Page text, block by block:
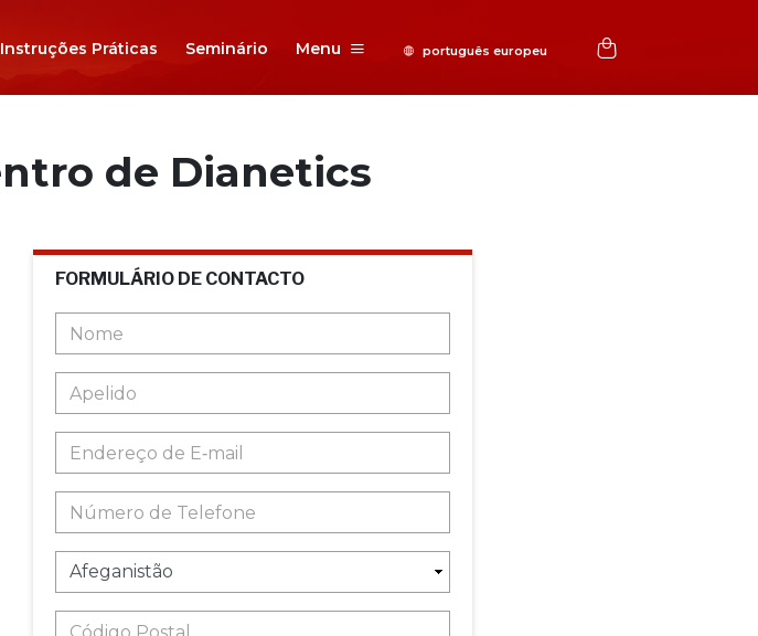
Práticas Seminário Menu
de Dianetics
FORMULÁRIO DE CONTACTO